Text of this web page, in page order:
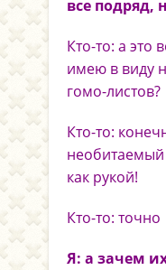
все подряд,
Кто-то: а это
имею в виду
гомо-листов?
Кто-то:
как рукой!
Кто-то: точно
Я: а зачем